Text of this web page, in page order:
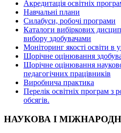
Акредитація освітніх
Навчальні плани
Силабуси, робочі програми
Каталоги вибіркових
вибору здобувачами
Моніторинг якості освіти в
Щорічне оцінювання
Щорічне оцінювання
педагогічних працівників
Виробнича практика
Перелік освітніх програм з
oбсягів.
НАУКОВА І